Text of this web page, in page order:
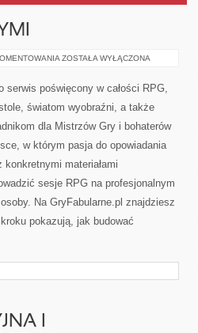
GRY
LOSOWYMI
ZOSTAŁA WYŁĄCZONA
serwis poświęcony w całości RPG,
światom wyobraźni, a także
dla Mistrzów Gry i bohaterów
w którym pasja do opowiadania
konkretnymi materiałami
sesje RPG na profesjonalnym
Na GryFabularne.pl znajdziesz
pokazują, jak budować
I